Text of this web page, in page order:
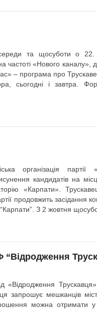
та щосуботи о 22.
частоті «Нового
– програма про
сьогодні і завтра.
організація
кандидатів на
«Карпати».
продовжить засідання
“Карпати”. З 2 жовтня
«Відродження
запрошує мешканців
можна отримати